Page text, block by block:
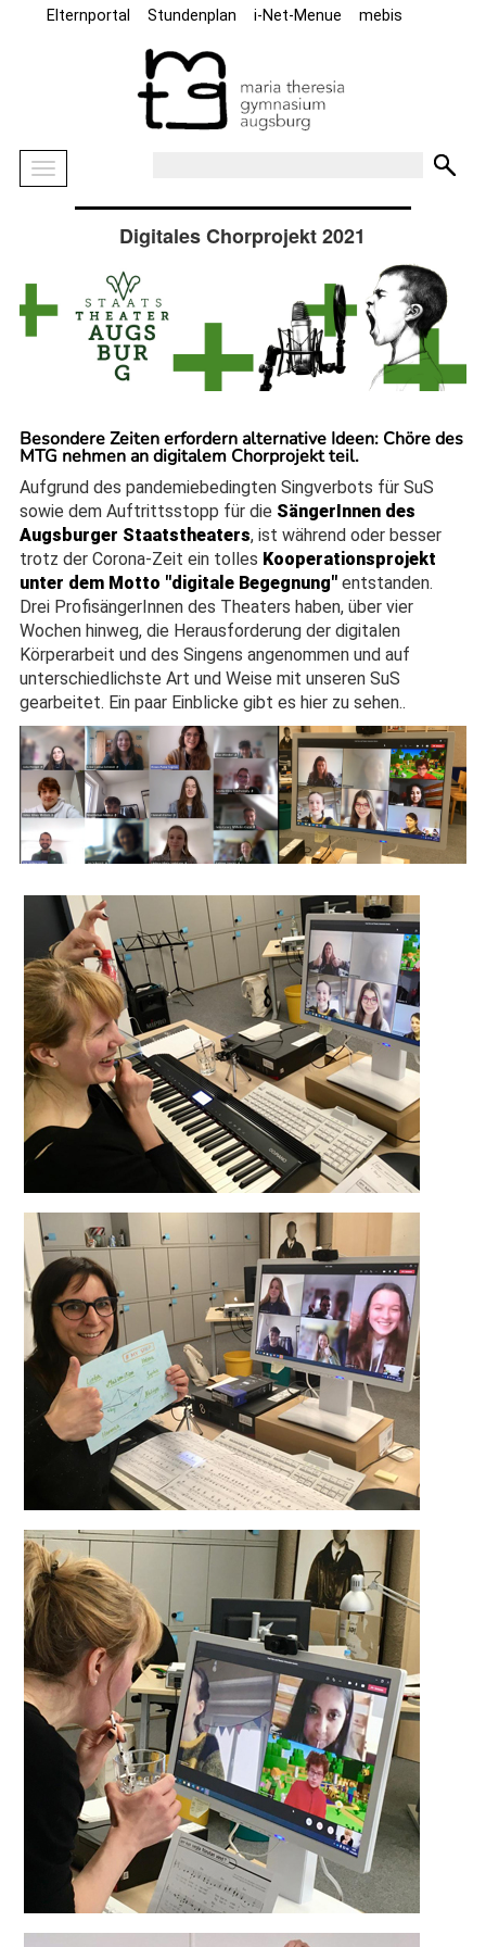
Elternportal Stundenplan i-Net-Menue mebis
Digitales Chorprojekt 2021
Besondere Zeiten erfordern alternative Ideen: Chöre des
MTG nehmen an digitalem Chorprojekt teil.
Aufgrund des pandemiebedingten Singverbots für SuS
sowie dem Auftrittsstopp für die SängerInnen des
Augsburger Staatstheaters, ist während oder besser
trotz der Corona-Zeit ein tolles Kooperationsprojekt
unter dem Motto "digitale Begegnung" entstanden.
Drei ProfisängerInnen des Theaters haben, über vier
Wochen hinweg, die Herausforderung der digitalen
Körperarbeit und des Singens angenommen und auf
unterschiedlichste Art und Weise mit unseren SuS
gearbeitet. Ein paar Einblicke gibt es hier zu sehen..